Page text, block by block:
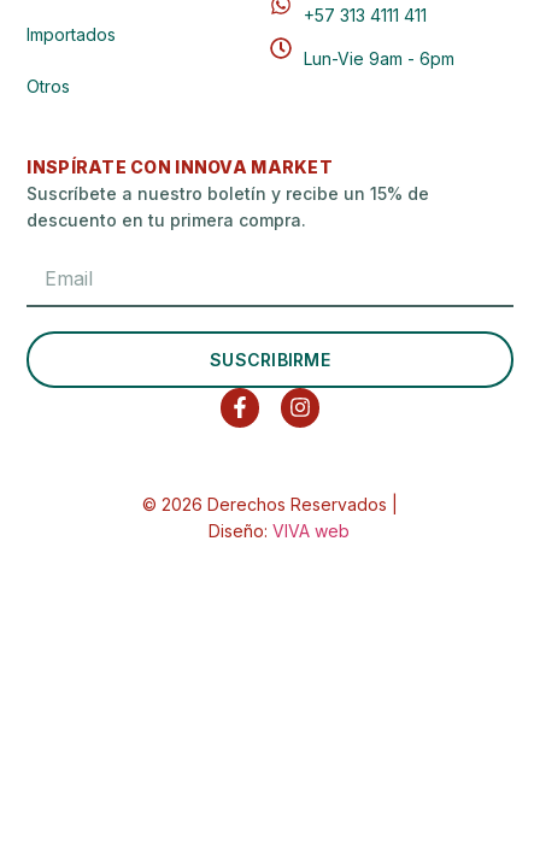
Importados
Otros
+57 313 4111 411
Lun-Vie 9am - 6pm
INSPÍRATE CON INNOVA MARKET
Suscríbete a nuestro boletín y recibe un 15% de
descuento en tu primera compra.
SUSCRIBIRME
© 2026 Derechos Reservados |
Diseño: VIVA web